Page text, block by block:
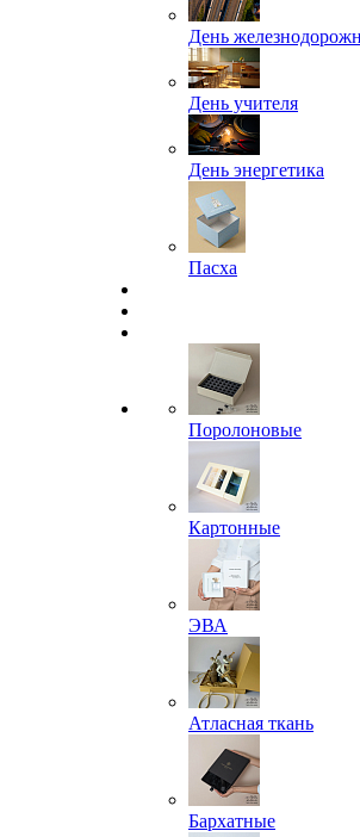
День
День учителя
День энергетика
Пасха
Поролоновые
Картонные
ЭВА
Атласная ткань
Бархатные